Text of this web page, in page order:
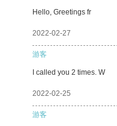
Hello, Greetings fr
2022-02-27
游客
I called you 2 times. W
2022-02-25
游客